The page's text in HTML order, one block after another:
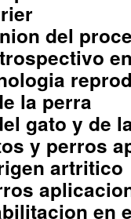
del
la perra
gato y de
y perros
artritico
en